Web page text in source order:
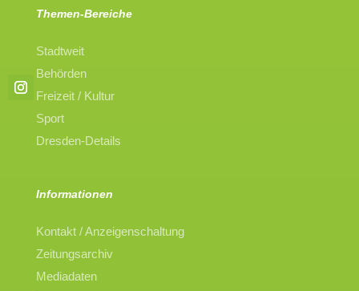
Themen-Bereiche
Stadtweit
Behörden
Freizeit / Kultur
Sport
Dresden-Details
Informationen
Kontakt / Anzeigenschaltung
Zeitungsarchiv
Mediadaten